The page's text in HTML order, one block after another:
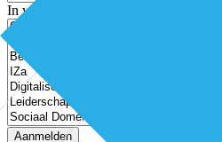
In welke thema’s ben je geïnteresseerd?